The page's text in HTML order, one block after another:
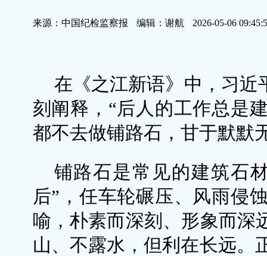
来源：中国纪检监察报 编辑：谢航 2026-05-06
在《之江新语》中，习近
刻阐释，“后人的工作总是
都不去做铺路石，甘于默默
铺路石是常见的建筑石
后”，任车轮碾压、风雨侵
喻，朴素而深刻、形象而深
山、不露水，但利在长远。